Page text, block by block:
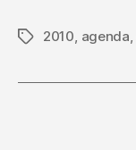
Etiquetas
2010 agenda